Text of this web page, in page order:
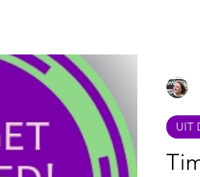
Coaching
workshops Wandelen en
UIT